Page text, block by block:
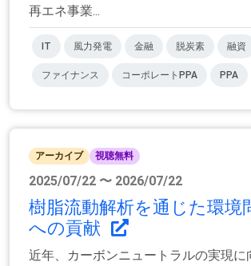
再エネ事業...
IT 風力発電 金融 脱炭素 融資
ファイナンス コーポレートPPA PPA
アーカイブ 視聴無料
2025/07/22 〜 2026/07/22
樹脂流動解析を通じた環境
への貢献
近年、カーボンニュートラルの実現に